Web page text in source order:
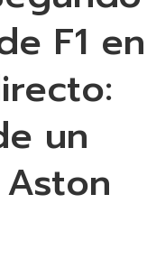
F1 en
un